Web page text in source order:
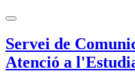
Servei de
Atenció a